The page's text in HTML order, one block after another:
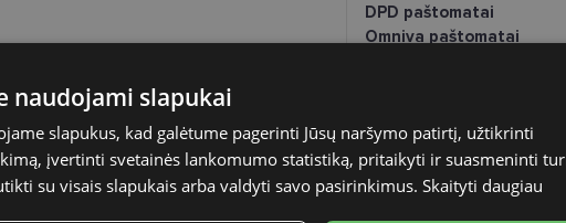
KOOLKIDS
42-16
black
DPD paštomatai
Omniva paštomatai
naudojami slapukai
slapukus, kad galėtume pagerinti Jūsų naršymo patirtį, užtikrinti
įvertinti svetainės lankomumo statistiką, pritaikyti ir suasmeninti
su visais slapukais arba valdyti savo pasirinkimus. Skaityti daugiau